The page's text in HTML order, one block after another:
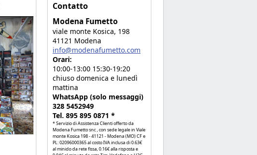
Contatto
Modena Fumetto
viale monte Kosica, 198
41121 Modena
info@modenafumetto.com
Orari:
10:00-13:00 15:30-19:20
chiuso domenica e lunedì
mattina
WhatsApp (solo messaggi)
328 5452949
Tel. 895 895 0871 *
* Servizio di Assistenza Clienti offerto da
Modena Fumetto snc , con sede legale in Viale
monte Kosica 198 - 41121 - Modena (MO) CF e
PL: 02096000365 al costo IVA inclusa di 0.63€
al minido da rete fissa, 0.16€ alla risposta e